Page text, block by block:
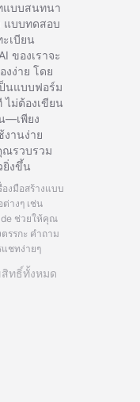
แบบสนทนา
แบบทดสอบ
เบียน
ของเราจะ
งง่าย โดย
นแบบฟอร์ม
ไม่ต้องเขียน
—เพียง
านง่าย
ณรวบรวม
ยิ่งขึ้น
องมือสร้างแบบ
างๆ เช่น
ช่วยให้คุณ
รรกะ คำถาม
ชทง่ายๆ
ทธิ์ทั้งหมด